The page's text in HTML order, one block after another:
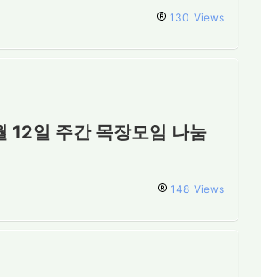
130 Views
12일 주간 목장모임 나눔
148 Views